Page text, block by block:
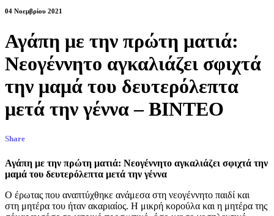
04 Νοεμβρίου 2021
Αγάπη με την πρώτη ματιά:
Νεογέννητο αγκαλιάζει σφιχτά
την μαμά του δευτερόλεπτα
μετά την γέννα – BINTEO
Share
Αγάπη με την πρώτη ματιά: Νεογέννητο αγκαλιάζει σφιχτά την
μαμά του δευτερόλεπτα μετά την γέννα
Ο έρωτας που αναπτύχθηκε ανάμεσα στη νεογέννητο παιδί και
στη μητέρα του ήταν ακαριαίος. Η μικρή κορούλα και η μητέρα της